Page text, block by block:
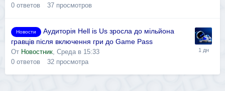
0 ответов 37 просмотров
Новости
Аудиторія Hell is Us зросла до мільйона
гравців після включення гри до Game Pass
От Новостник Среда в 15:33
0 ответов 32 просмотра